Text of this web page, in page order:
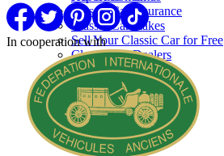
Classic Car Insurance
Classic Car makes
Sell Your Classic Car for Free
Classic Car Dealers
In cooperation with